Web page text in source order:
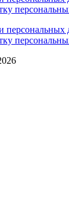
персональных